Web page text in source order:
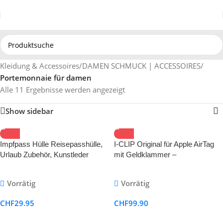
Kleidung & Accessoires/DAMEN SCHMUCK | ACCESSOIRES/
Portemonnaie für damen
Alle 11 Ergebnisse werden angezeigt
Show sidebar
Impfpass Hülle Reisepasshülle,
Urlaub Zubehör, Kunstleder
Kreditkarten Damen Herren
Reisedokumente,Travel
Vorrätig
CHF29.95
I-CLIP Original für Apple AirTag
mit Geldklammer –
Vorrätig
CHF99.90